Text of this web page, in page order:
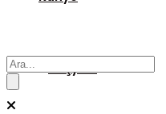
Başyazı